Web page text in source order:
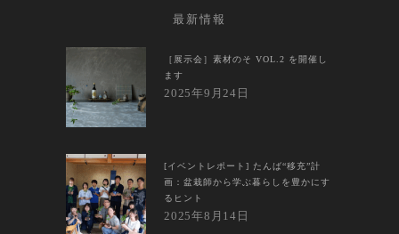
最新情報
［展示会］素材のそ VOL.2 を開催し
ます
2025年9月24日
[イベントレポート] たんば“移充”計
画：盆栽師から学ぶ暮らしを豊かにす
るヒント
2025年8月14日